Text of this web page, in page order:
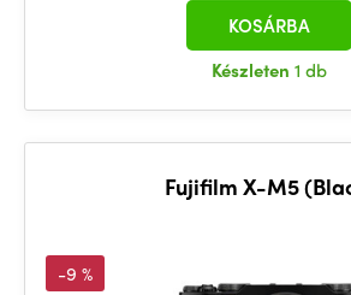
Készleten 1 db
KOSÁRBA
Fujifilm X-M5
-9 %